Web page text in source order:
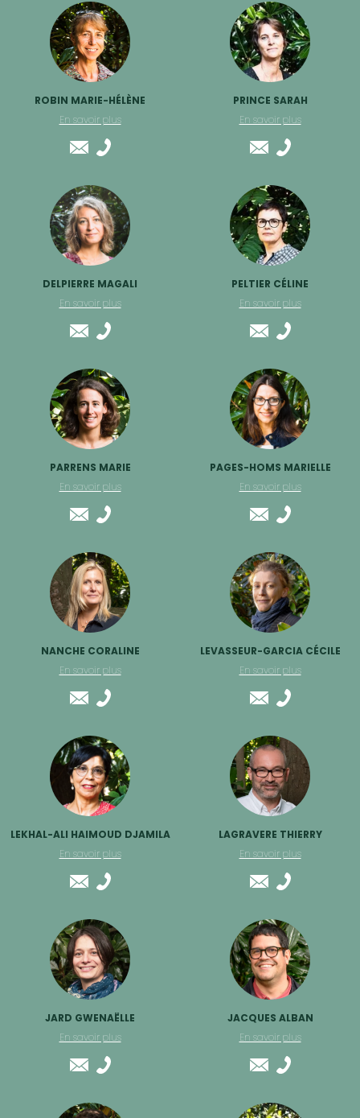
ROBIN MARIE-HÉLÈNE
En savoir plus
PRINCE SARAH
En savoir plus
DELPIERRE MAGALI
En savoir plus
PELTIER CÉLINE
En savoir plus
PARRENS MARIE
En savoir plus
PAGES-HOMS MARIELLE
En savoir plus
NANCHE CORALINE
En savoir plus
LEVASSEUR-GARCIA CÉCILE
En savoir plus
LEKHAL-ALI HAIMOUD DJAMILA
En savoir plus
LAGRAVERE THIERRY
En savoir plus
JARD GWENAËLLE
En savoir plus
JACQUES ALBAN
En savoir plus